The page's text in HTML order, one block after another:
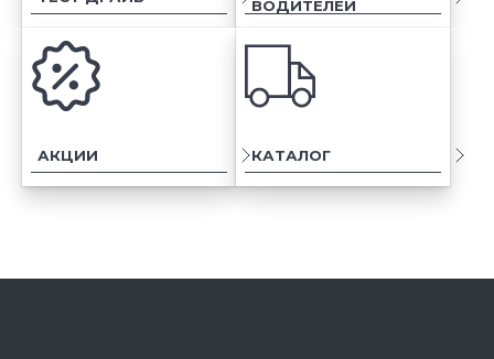
ВОДИТЕЛЕЙ
АКЦИИ КАТАЛОГ